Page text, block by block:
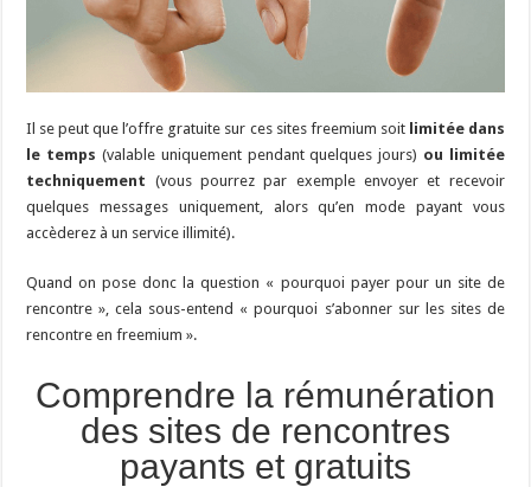
Il se peut que l’offre gratuite sur ces sites freemium soit limitée dans
le temps (valable uniquement pendant quelques jours) ou limitée
techniquement (vous pourrez par exemple envoyer et recevoir
quelques messages uniquement, alors qu’en mode payant vous
accèderez à un service illimité).
Quand on pose donc la question « pourquoi payer pour un site de
rencontre », cela sous-entend « pourquoi s’abonner sur les sites de
rencontre en freemium ».
Comprendre la rémunération
des sites de rencontres
payants et gratuits